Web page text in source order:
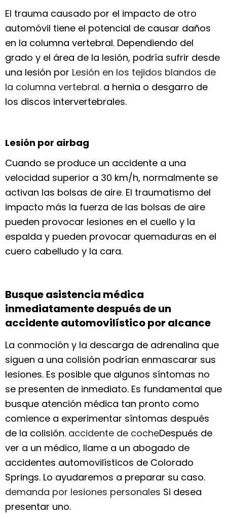
El trauma causado por el impacto de otro
automóvil tiene el potencial de causar daños
en la columna vertebral. Dependiendo del
grado y el área de la lesión, podría sufrir desde
una lesión por Lesión en los tejidos blandos de
la columna vertebral. a hernia o desgarro de
los discos intervertebrales.
Lesión por airbag
Cuando se produce un accidente a una
velocidad superior a 30 km/h, normalmente se
activan las bolsas de aire. El traumatismo del
impacto más la fuerza de las bolsas de aire
pueden provocar lesiones en el cuello y la
espalda y pueden provocar quemaduras en el
cuero cabelludo y la cara.
Busque asistencia médica
inmediatamente después de un
accidente automovilístico por alcance
La conmoción y la descarga de adrenalina que
siguen a una colisión podrían enmascarar sus
lesiones. Es posible que algunos síntomas no
se presenten de inmediato. Es fundamental que
busque atención médica tan pronto como
comience a experimentar síntomas después
de la colisión. accidente de cocheDespués de
ver a un médico, llame a un abogado de
accidentes automovilísticos de Colorado
Springs. Lo ayudaremos a preparar su caso.
demanda por lesiones personales Si desea
presentar uno.